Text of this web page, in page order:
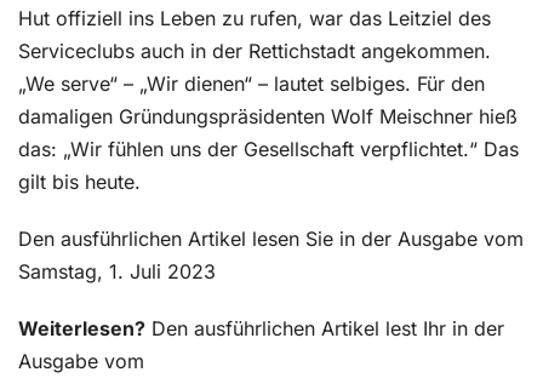
Hut offiziell ins Leben zu rufen, war das Leitziel des
Serviceclubs auch in der Rettichstadt angekommen.
„We serve“ – „Wir dienen“ – lautet selbiges. Für den
damaligen Gründungspräsidenten Wolf Meischner hieß
das: „Wir fühlen uns der Gesellschaft verpflichtet.“ Das
gilt bis heute.
Den ausführlichen Artikel lesen Sie in der Ausgabe vom
Samstag, 1. Juli 2023
Weiterlesen? Den ausführlichen Artikel lest Ihr in der
Ausgabe vom